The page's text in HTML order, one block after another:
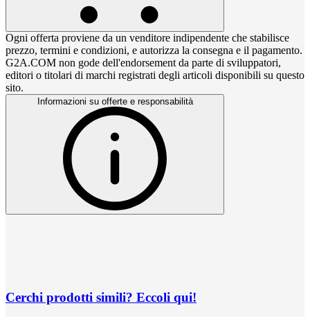
Ogni offerta proviene da un venditore indipendente che stabilisce
prezzo, termini e condizioni, e autorizza la consegna e il pagamento.
G2A.COM non gode dell'endorsement da parte di sviluppatori,
editori o titolari di marchi registrati degli articoli disponibili su questo
sito.
Informazioni su offerte e responsabilità
Cerchi prodotti simili? Eccoli qui!